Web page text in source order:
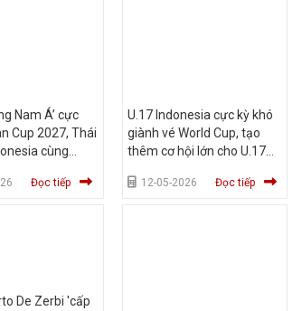
Nam Á’ cực
Cup 2027, Thái
cùng
Đọc tiếp
U.17 Indonesia cực kỳ khó
giành vé World Cup, tạo
thêm cơ hội lớn cho U.17
12-05-2026 Đọc tiếp
De Zerbi 'cấp